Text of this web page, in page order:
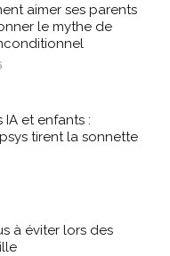
aimer ses parents
le mythe de
et enfants :
tirent la sonnette
à éviter lors des